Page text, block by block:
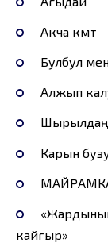
Акча көмөт
Булбул
Алжып
Шырылдаң
Карын
кайгыр»